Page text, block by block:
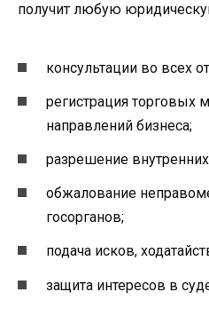
получит любую
консультации во всех
регистрация торговых
направлений бизнеса;
разрешение
обжалование
госорганов;
подача исков,
защита интересов в